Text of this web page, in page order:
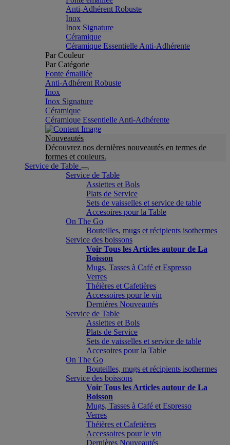
Anti-Adhérent Robuste
Inox
Inox Signature
Céramique
Céramique Essentielle Anti-Adhérente
Par Couleur
Par Catégorie
Fonte émaillée
Anti-Adhérent Robuste
Inox
Inox Signature
Céramique
Céramique Essentielle Anti-Adhérente
Nouveautés
Découvrez nos dernières nouveautés en termes de
formes et couleurs.
Service de Table
Service de Table
Assiettes et Bols
Plats de Service
Sets de vaisselles et service de table
Accesoires pour la Table
On The Go
Bouteilles, mugs et récipients isothermes
Service des boissons
Voir Tous les Articles autour de La
Boisson
Mugs, Tasses à Café et Espresso
Verres
Théières et Cafetières
Accessoires pour le vin
Dernières Nouveautés
Service de Table
Assiettes et Bols
Plats de Service
Sets de vaisselles et service de table
Accesoires pour la Table
On The Go
Bouteilles, mugs et récipients isothermes
Service des boissons
Voir Tous les Articles autour de La
Boisson
Mugs, Tasses à Café et Espresso
Verres
Théières et Cafetières
Accessoires pour le vin
Dernières Nouveautés